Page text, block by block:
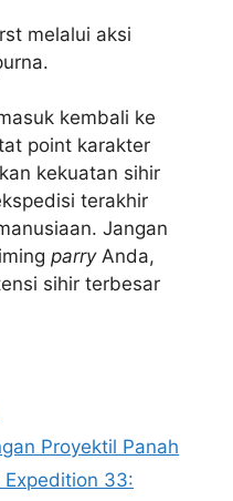
melalui aksi
kembali ke
point karakter
kekuatan sihir
terakhir
Jangan
parryAnda,
sihir terbesar
Proyektil Panah
Expedition 33: